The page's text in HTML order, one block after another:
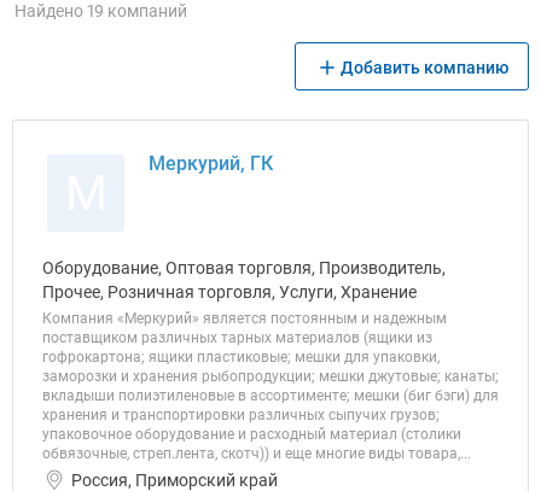
Найдено 19 компаний
Добавить компанию
Меркурий, ГК
Оборудование, Оптовая торговля, Производитель,
Прочее, Розничная торговля, Услуги, Хранение
Компания «Меркурий» является постоянным и надежным
поставщиком различных тарных материалов (ящики из
гофрокартона; ящики пластиковые; мешки для упаковки,
заморозки и хранения рыбопродукции; мешки джутовые; канаты;
вкладыши полиэтиленовые в ассортименте; мешки (биг бэги) для
хранения и транспортировки различных сыпучих грузов;
упаковочное оборудование и расходный материал (столики
обвязочные, стреп.лента, скотч)) и еще многие виды товара,...
Россия, Приморский край